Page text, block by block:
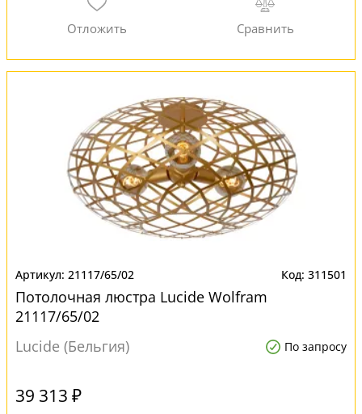
21117/65/02 311501
Потолочная люстра Lucide Wolfram
21117/65/02
Lucide (Бельгия)
По запросу
39 313 ₽